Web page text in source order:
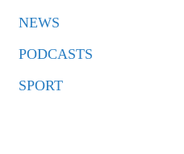
NEWS
PODCASTS
SPORT